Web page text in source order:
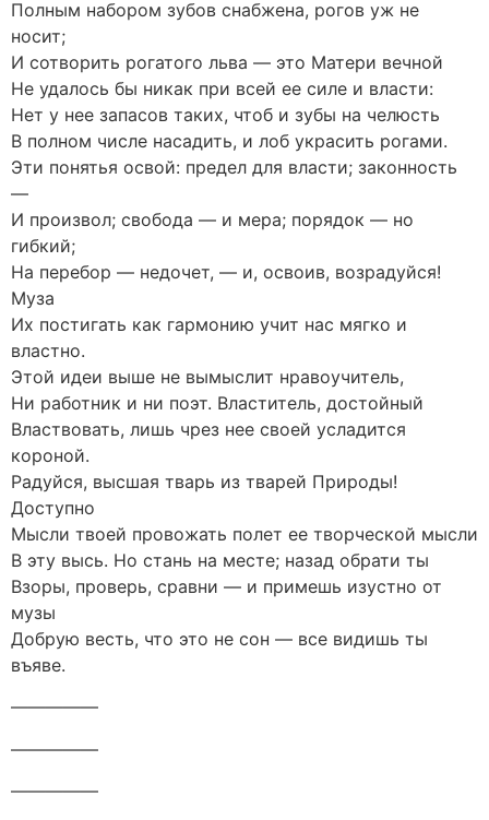
Полным набором зубов снабжена, рогов уж не
носит;
И сотворить рогатого льва — это Матери вечной
Не удалось бы никак при всей ее силе и власти:
Нет у нее запасов таких, чтоб и зубы на челюсть
В полном числе насадить, и лоб украсить рогами.
Эти понятья освой: предел для власти; законность
—
И произвол; свобода — и мера; порядок — но
гибкий;
На перебор — недочет, — и, освоив, возрадуйся!
Муза
Их постигать как гармонию учит нас мягко и
властно.
Этой идеи выше не вымыслит нравоучитель,
Ни работник и ни поэт. Властитель, достойный
Властвовать, лишь чрез нее своей усладится
короной.
Радуйся, высшая тварь из тварей Природы!
Доступно
Мысли твоей провожать полет ее творческой мысли
В эту высь. Но стань на месте; назад обрати ты
Взоры, проверь, сравни — и примешь изустно от
музы
Добрую весть, что это не сон — все видишь ты
въяве.
—————
—————
—————